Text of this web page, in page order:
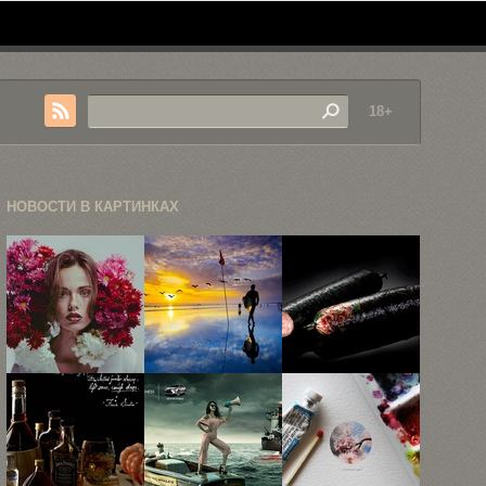
18+
НОВОСТИ В КАРТИНКАХ
Коммерческая
фотография
Джереми
Снелла
30
захватывающих
фотографий
из жизни ...
Роскошная
продукция:
йогурт
Tiffany, паста